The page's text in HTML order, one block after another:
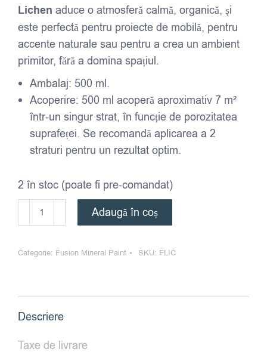
Lichen aduce o atmosferă calmă, organică, și
este perfectă pentru proiecte de mobilă, pentru
accente naturale sau pentru a crea un ambient
primitor, fără a domina spațiul.
Ambalaj: 500 ml.
Acoperire: 500 ml acoperă aproximativ 7 m²
într-un singur strat, în funcție de porozitatea
suprafeței. Se recomandă aplicarea a 2
straturi pentru un rezultat optim.
2 în stoc (poate fi pre-comandat)
Cantitate
Fusion
Paint
Adaugă în coș
Categorie: Fusion Mineral Paint SKU: FLIC
Descriere
Taxe de livrare